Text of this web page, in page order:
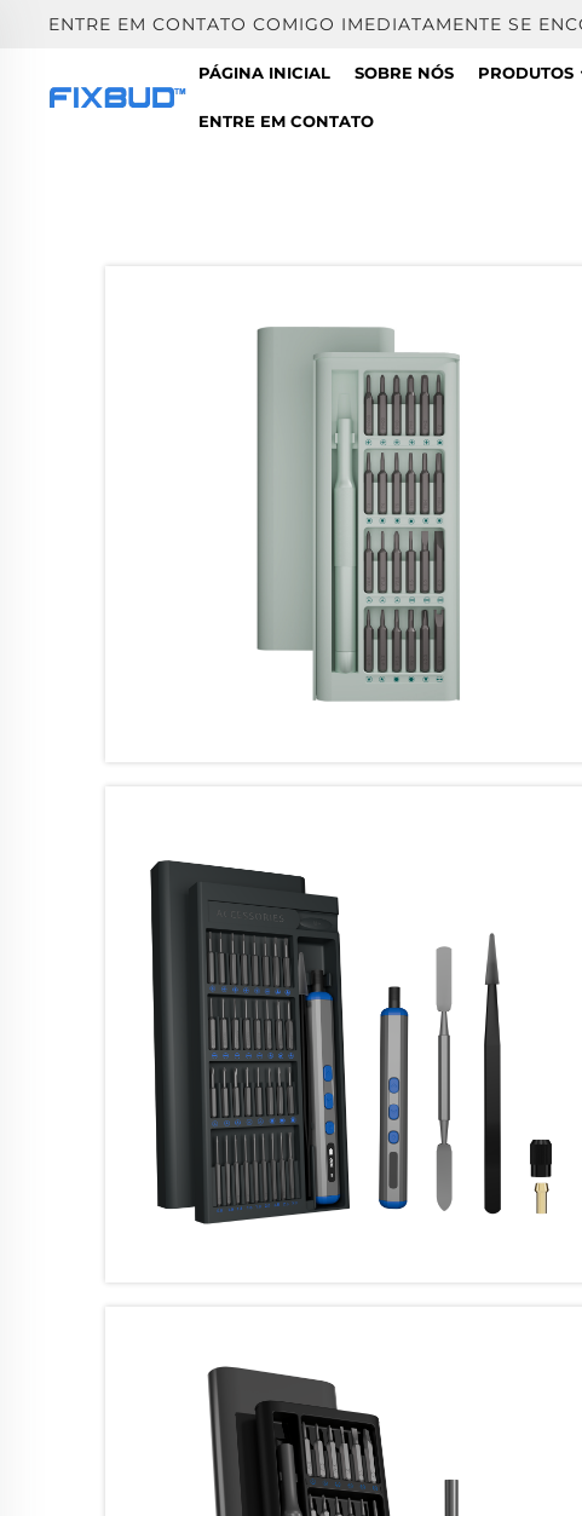
ENTRE EM CONTATO COMIGO IMEDIATAMENTE SE
PÁGINA INICIAL SOBRE NÓS PRODUTOS
ENTRE EM CONTATO